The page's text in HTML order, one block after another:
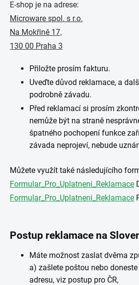
E-shop je na adrese:
Microware spol. s r.o.
Na Mokřině 17,
130 00 Praha 3
Přiložte prosím fakturu.
Uveďte důvod reklamace, a
podrobně závadu.
Před reklamací si prosím
nemůže být na straně
špatného pochopení funkce
závada neprojeví, nebude
Můžete využít také následujícího
Formular_Pro_Uplatneni_Reklamace
Formular_Pro_Uplatneni_Reklamace
Postup reklamace na
Máte možnost zaslat dvěma
a) zašlete poštou nebo
adresu, viz postup pro ČR,